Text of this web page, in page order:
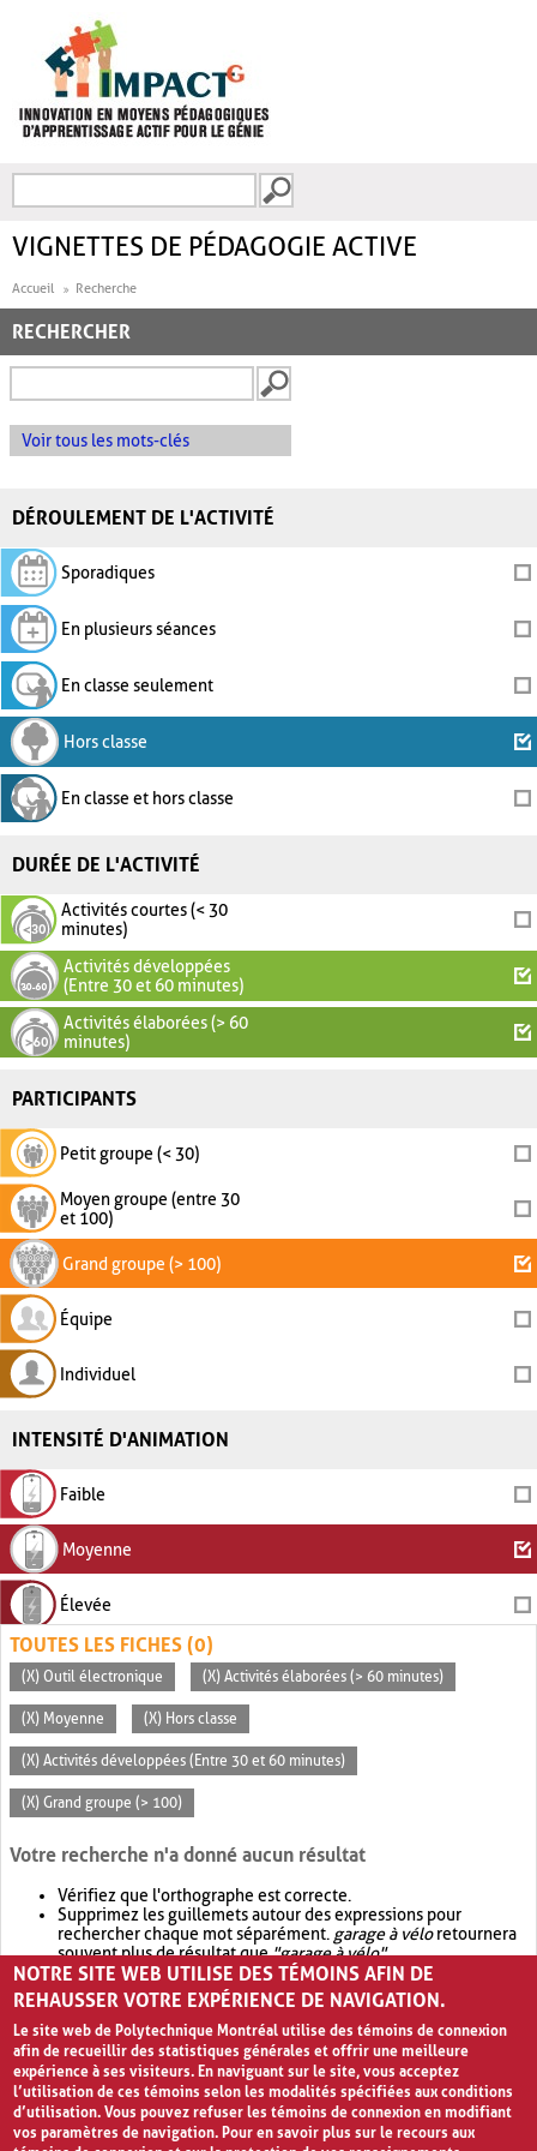
FORMULAIRE DE
VIGNETTES DE PÉDAGOGIE ACTIVE
Accueil Recherche
RECHERCHER
Voir tous les mots-clés
DÉROULEMENT DE L'ACTIVITÉ
Sporadiques
En plusieurs séances
En classe seulement
Hors classe
En classe et hors classe
DURÉE DE L'ACTIVITÉ
Activités courtes (< 30
minutes)
Activités développées
(Entre 30 et 60 minutes)
Activités élaborées (> 60
minutes)
PARTICIPANTS
Petit groupe (< 30)
Moyen groupe (entre 30
et 100)
Grand groupe (> 100)
Équipe
Individuel
INTENSITÉ D'ANIMATION
Faible
Moyenne
Élevée
TOUTES LES FICHES (0)
(X) Outil électronique (X) Activités élaborées (> 60 minutes)
(X) Moyenne (X) Hors classe
(X) Activités développées (Entre 30 et 60 minutes)
(X) Grand groupe (> 100)
Votre recherche n'a donné aucun résultat
Vérifiez que l'orthographe est correcte.
Supprimez les guillemets autour des expressions pour
rechercher chaque mot séparément. garage à véloretournera
souvent plus de résultat que"garage à vélo".
Envisagez d'élargir votre recherche avec OR.garage OR vélo
retournera souvent plus de résultat quegarage à vélo
NOTRE SITE WEB UTILISE DES TÉMOINS AFIN DE
REHAUSSER VOTRE EXPÉRIENCE DE NAVIGATION.
Le site web de Polytechnique Montréal utilise des témoins de connexion
afin de recueillir des statistiques générales et offrir une meilleure
expérience à ses visiteurs. En naviguant sur le site, vous acceptez
l’utilisation de ces témoins selon les modalités spécifiées aux conditions
d’utilisation. Vous pouvez refuser les témoins de connexion en modifiant
vos paramètres de navigation. Pour en savoir plus sur le recours aux